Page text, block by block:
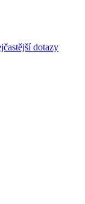
dotazy